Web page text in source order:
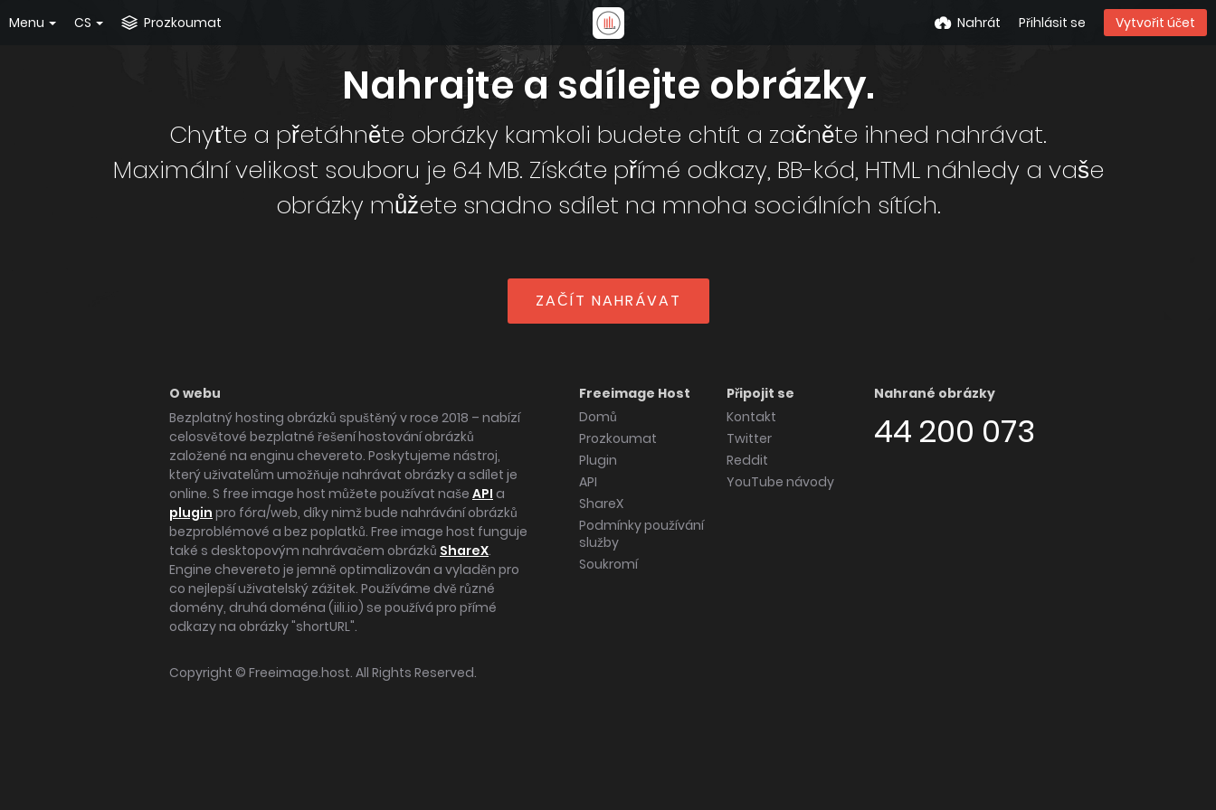
Menu CS Prozkoumat Nahrát Přihlásit se Vytvořit účet
Nahrajte a sdílejte obrázky.
Chyťte a přetáhněte obrázky kamkoli budete chtít a začněte ihned nahrávat.
Maximální velikost souboru je 64 MB. Získáte přímé odkazy, BB-kód, HTML náhledy a vaše
obrázky můžete snadno sdílet na mnoha sociálních sítích.
ZAČÍT NAHRÁVAT
O webu
Bezplatný hosting obrázků spuštěný v roce 2018 – nabízí
celosvětové bezplatné řešení hostování obrázků
založené na enginu chevereto. Poskytujeme nástroj,
který uživatelům umožňuje nahrávat obrázky a sdílet je
online. S free image host můžete používat naše API a
plugin pro fóra/web, díky nimž bude nahrávání obrázků
bezproblémové a bez poplatků. Free image host funguje
také s desktopovým nahrávačem obrázků ShareX.
Engine chevereto je jemně optimalizován a vyladěn pro
co nejlepší uživatelský zážitek. Používáme dvě různé
domény, druhá doména (iili.io) se používá pro přímé
odkazy na obrázky "shortURL".
Freeimage Host
Domů
Prozkoumat
Plugin
API
ShareX
Podmínky používání
služby
Soukromí
Připojit se
Kontakt
Twitter
Reddit
YouTube návody
Nahrané obrázky
44 200 073
Copyright © Freeimage.host. All Rights Reserved.